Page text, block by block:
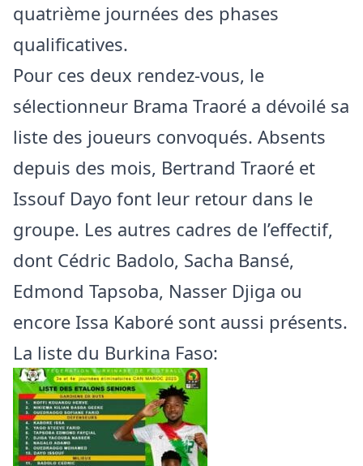
quatrième journées des phases
qualificatives.
Pour ces deux rendez-vous, le
sélectionneur Brama Traoré a dévoilé sa
liste des joueurs convoqués. Absents
depuis des mois, Bertrand Traoré et
Issouf Dayo font leur retour dans le
groupe. Les autres cadres de l’effectif,
dont Cédric Badolo, Sacha Bansé,
Edmond Tapsoba, Nasser Djiga ou
encore Issa Kaboré sont aussi présents.
La liste du Burkina Faso: